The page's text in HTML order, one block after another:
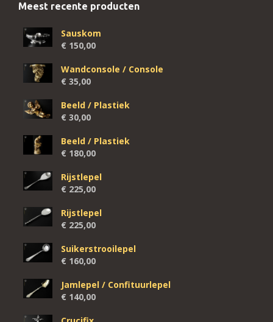
Meest recente producten
Sauskom
€ 150,00
Wandconsole / Console
€ 35,00
Beeld / Plastiek
€ 30,00
Beeld / Plastiek
€ 180,00
Rijstlepel
€ 225,00
Rijstlepel
€ 225,00
Suikerstrooilepel
€ 160,00
Jamlepel / Confituurlepel
€ 140,00